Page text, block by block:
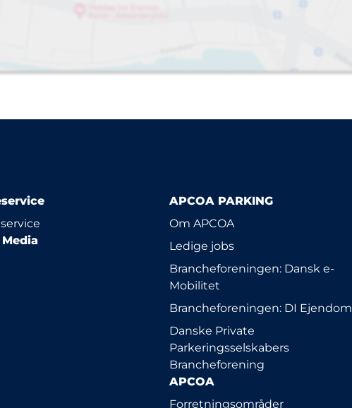
APCOA PARKING
Om APCOA
Ledige jobs
Brancheforeningen: Dansk e-
Mobilitet
Brancheforeningen: DI Ejendom
Danske Private
Parkeringsselskabers
Brancheforening
APCOA
Forretningsområder